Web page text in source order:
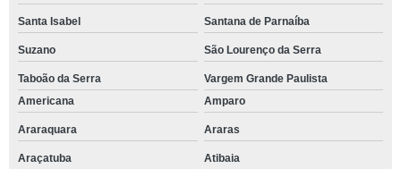
Santa Isabel Santana de Parnaíba
Suzano São Lourenço da Serra
Taboão da Serra
Vargem Grande Paulista
Americana
Amparo
Araraquara Araras
Araçatuba Atibaia